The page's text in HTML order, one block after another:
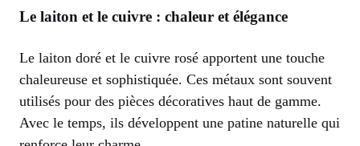
Le laiton et le cuivre : chaleur et élégance
Le laiton doré et le cuivre rosé apportent une touche
chaleureuse et sophistiquée. Ces métaux sont souvent
utilisés pour des pièces décoratives haut de gamme.
Avec le temps, ils développent une patine naturelle qui